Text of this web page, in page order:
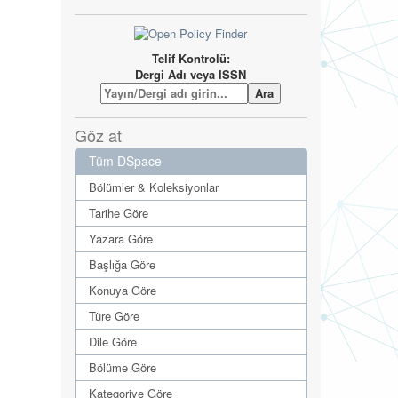
Telif Kontrolü:
Dergi Adı veya ISSN
Göz at
Tüm DSpace
Bölümler & Koleksiyonlar
Tarihe Göre
Yazara Göre
Başlığa Göre
Konuya Göre
Türe Göre
Dile Göre
Bölüme Göre
Kategoriye Göre